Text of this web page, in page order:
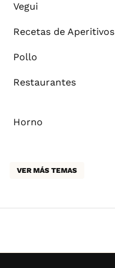
Vegui
Recetas de Aperitivos
Pollo
Restaurantes
Horno
VER MÁS TEMAS